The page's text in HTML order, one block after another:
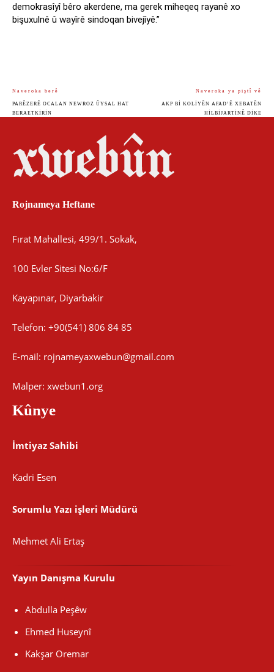
demokrasîyî bêro akerdene, ma gerek miheqeq rayanê xo
bişuxulnê û wayîrê sindoqan bivejîyê.”
Naveroka berê
PARÊZERÊ OCALAN NEWROZ ÛYSAL HAT
BERAETKIRIN
Naveroka ya piştî vê
AKP BI KOLIYÊN AFAD’Ê XEBATÊN
HILBIJARTINÊ DIKE
Rojnameya Heftane
Fırat Mahallesi, 499/1. Sokak,
100 Evler Sitesi No:6/F
Kayapınar, Diyarbakir
Telefon: +90(541) 806 84 85
E-mail: rojnameyaxwebun@gmail.com
Malper: xwebun1.org
Kûnye
İmtiyaz Sahibi
Kadri Esen
Sorumlu Yazı işleri Müdürü
Mehmet Ali Ertaş
Yayın Danışma Kurulu
Abdulla Peşêw
Ehmed Huseynî
Kakşar Oremar